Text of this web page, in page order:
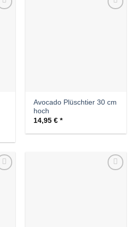
Avocado Plüschtier 30 cm
hoch
14,95€